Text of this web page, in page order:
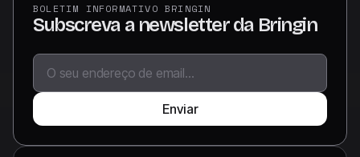
BOLETIM INFORMATIVO BRINGIN
Subscreva a newsletter da Bringin